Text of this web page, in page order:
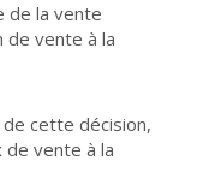
de la vente
de vente à la
cette décision,
vente à la